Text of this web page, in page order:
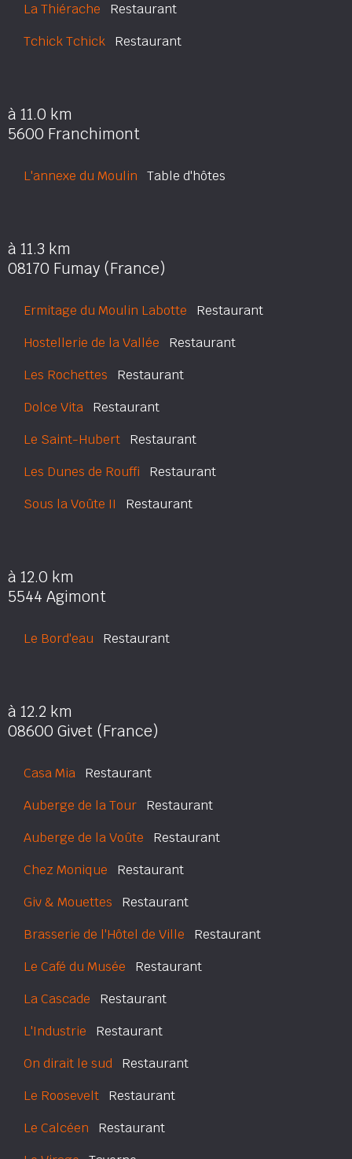
La Thiérache Restaurant
Tchick Tchick Restaurant
à 11.0 km
5600 Franchimont
L'annexe du Moulin Table d'hôtes
à 11.3 km
08170 Fumay (France)
Ermitage du Moulin Labotte Restaurant
Hostellerie de la Vallée Restaurant
Les Rochettes Restaurant
Dolce Vita Restaurant
Le Saint-Hubert Restaurant
Les Dunes de Rouffi Restaurant
Sous la Voûte II Restaurant
à 12.0 km
5544 Agimont
Le Bord'eau Restaurant
à 12.2 km
08600 Givet (France)
Casa Mia Restaurant
Auberge de la Tour Restaurant
Auberge de la Voûte Restaurant
Chez Monique Restaurant
Giv & Mouettes Restaurant
Brasserie de l'Hôtel de Ville Restaurant
Le Café du Musée Restaurant
La Cascade Restaurant
L'Industrie Restaurant
On dirait le sud Restaurant
Le Roosevelt Restaurant
Le Calcéen Restaurant